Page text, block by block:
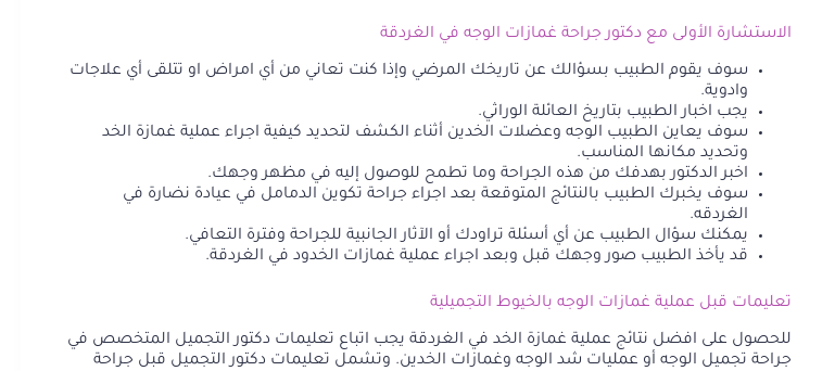
الاستشارة الأولى مع دكتور جراحة غمازات الوجه في الغردقة
سوف يقوم الطبيب بسؤالك عن تاريخك المرضي وإذا كنت تعاني من أي امراض او تتلقى أي علاجات
وادوية.
يجب اخبار الطبيب بتاريخ العائلة الوراثي.
سوف يعاين الطبيب الوجه وعضلات الخدين أثناء الكشف لتحديد كيفية اجراء عملية غمازة الخد
وتحديد مكانها المناسب.
اخبر الدكتور بهدفك من هذه الجراحة وما تطمح للوصول إليه في مظهر وجهك.
سوف يخبرك الطبيب بالنتائج المتوقعة بعد اجراء جراحة تكوين الدمامل في عيادة نضارة في
الغردقه.
يمكنك سؤال الطبيب عن أي أسئلة تراودك أو الآثار الجانبية للجراحة وفترة التعافي.
قد يأخذ الطبيب صور وجهك قبل وبعد اجراء عملية غمازات الخدود في الغردقة.
تعليمات قبل عملية غمازات الوجه بالخيوط التجميلية
للحصول على افضل نتائج عملية غمازة الخد في الغردقة يجب اتباع تعليمات دكتور التجميل المتخصص في
جراحة تجميل الوجه أو عمليات شد الوجه وغمازات الخدين. وتشمل تعليمات دكتور التجميل قبل جراحة